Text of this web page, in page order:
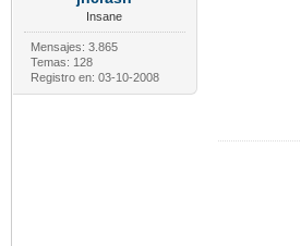
Insane
Mensajes: 3.865
Temas: 128
Registro en: 03-10-2008